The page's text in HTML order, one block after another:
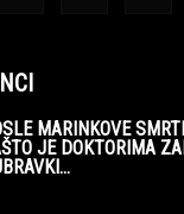
MARINKOVE
JE DOKTORIMA